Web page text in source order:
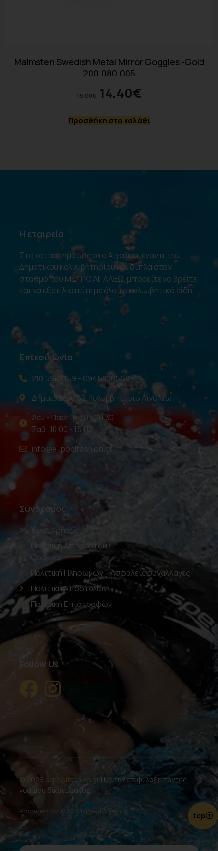
Malmsten Swedish Metal Mirror Goggles -Gold
200.080.005
16.00€ 14.40€
Προσθήκη στο καλάθι
Η εταιρεία
Στο κατάστημά μας στο Αιγάλεω, έναντι του
Δημοτικού κολυμβητηρίου και δίπλα στον
σταθμό του ΜΕΤΡΟ ΑΙΓΑΛΕΩ, μπορείτε να βρείτε
και να εξοπλιστείτε με όλα τα κολυμβητικά είδη.
Επικοινωνία
210 5989159 - 6945238569
Δημαρχείου 52, Κολυμβητήριο Αιγάλεω
Δευ - Παρ: 10.30 - 20.30
Σαβ: 10.00 - 15.00
info@e-poolfashion.gr
Σύνδεσμοι
Όροι Χρήσης
Πολιτική Απορρήτου –
Cookies
Πολιτική Πληρωμών – Ασφαλείς συναλλαγές
Πολιτική Αποστολών
Πολιτική Επιστροφών
Follow Us
© 2026 e-poolfashion.gr | Με την επιφύλαξη παντός
νομίμου δικαιώματος.
Powered by ILUMA Digital Agency. top